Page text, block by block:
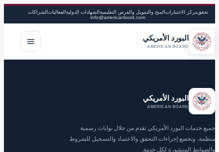
تحققمركز الاختباراتالمنح والتمويل والفرص التعليميةالشهادات الدوليةالفعالياتالشراكات
info@americanbord.com
البورد الأمريكي
AMERICAN BOARD
البورد الأمريكي
AMERICAN BOARD
جميع خدمات البورد الأمريكي تقدم من خلال بوابات رسمية
منظمة، وتخضع إجراءات التحقق والاعتماد والتسجيل للشروط
والضوابط المنشورة لكل خدمة.